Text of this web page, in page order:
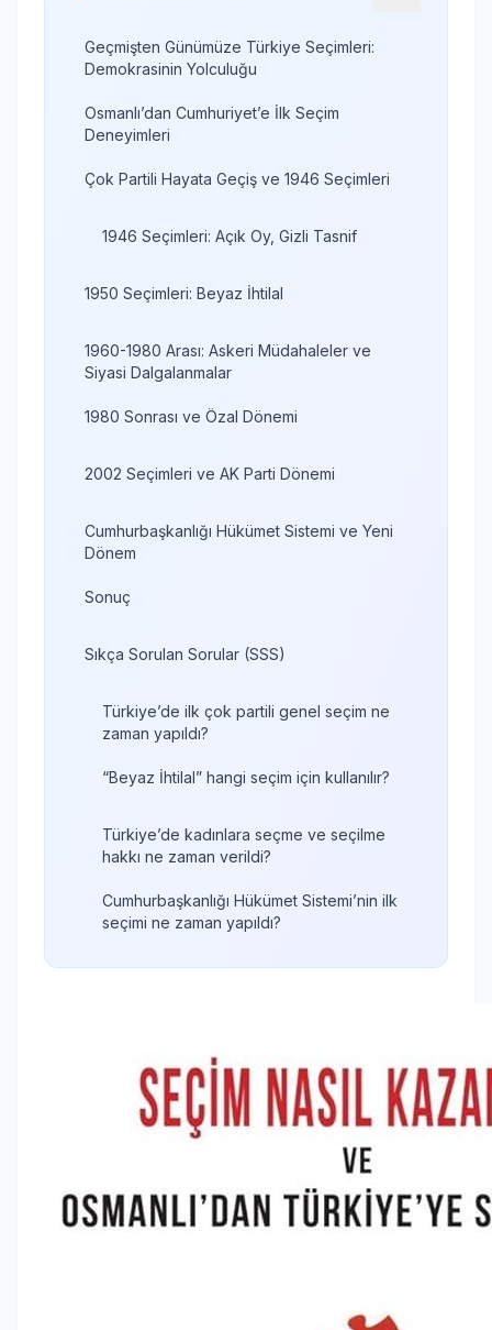
Geçmişten Günümüze Türkiye Seçimleri:
Demokrasinin Yolculuğu
Osmanlı’dan Cumhuriyet’e İlk Seçim
Deneyimleri
Çok Partili Hayata Geçiş ve 1946 Seçimleri
1946 Seçimleri: Açık Oy, Gizli Tasnif
1950 Seçimleri: Beyaz İhtilal
1960-1980 Arası: Askeri Müdahaleler ve
Siyasi Dalgalanmalar
1980 Sonrası ve Özal Dönemi
2002 Seçimleri ve AK Parti Dönemi
Cumhurbaşkanlığı Hükümet Sistemi ve Yeni
Dönem
Sonuç
Sıkça Sorulan Sorular (SSS)
Türkiye’de ilk çok partili genel seçim ne
zaman yapıldı?
“Beyaz İhtilal” hangi seçim için kullanılır?
Türkiye’de kadınlara seçme ve seçilme
hakkı ne zaman verildi?
Cumhurbaşkanlığı Hükümet Sistemi’nin ilk
seçimi ne zaman yapıldı?